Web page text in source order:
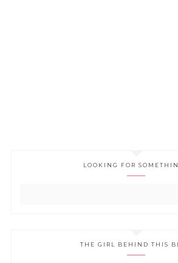
LOOKING FOR
THE GIRL BEHIND THIS